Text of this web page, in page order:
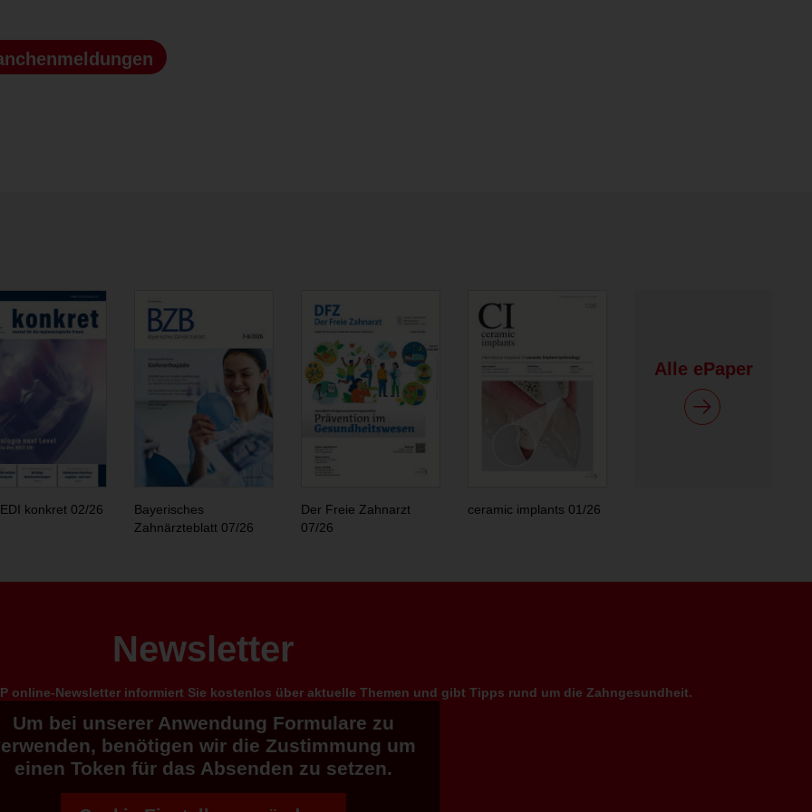
konkret 02/26
Bayerisches
Zahnärzteblatt 07/26
Der Freie Zahnarzt
07/26
ceramic implants 01/26
Alle ePaper
Newsletter
online-Newsletter informiert Sie kostenlos über aktuelle Themen und gibt Tipps rund um die Zahngesundheit.
Um bei unserer Anwendung Formulare zu
benötigen wir die Zustimmung um
einen Token für das Absenden zu setzen.